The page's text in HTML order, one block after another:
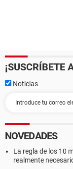
¡SUSCRÍBETE
Noticias
NOVEDADES
La regla de los 10
realmente